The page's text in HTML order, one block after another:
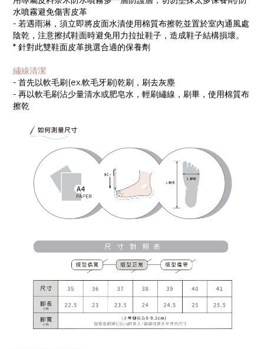
水噴霧避免傷害皮革
- 若遇雨淋，須立即將皮面水漬使用棉質布擦乾並置於室內通風處
陰乾，注意擦拭鞋面時避免用力拉扯鞋子，造成鞋子結構損壞。
* 針對此雙鞋面皮革挑選合適的保養劑
繡線清潔
- 首先以軟毛刷(ex.軟毛牙刷)乾刷，刷去灰塵
- 再以軟毛刷沾少量清水或肥皂水，輕刷繡線，刷畢，使用棉質布
擦乾